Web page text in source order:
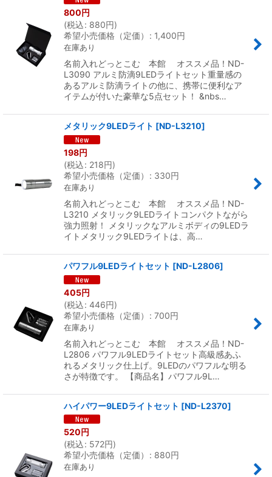
800円
(税込: 880円)
希望小売価格（定価）
: 1,400円
在庫あり
名前入れどっとこむ 本館 オススメ品！ND-
L3090 アルミ防滴9LEDライトセット重量感の
あるアルミ防滴ライトの他に、携帯に便利なア
イテムが付いた豪華な5点セット！ &nbs…
メタリック9LEDライト [ND-L3210]
198円
(税込: 218円)
希望小売価格（定価）
: 330円
在庫あり
名前入れどっとこむ 本館 オススメ品！ND-
L3210 メタリック9LEDライトコンパクトながら
強力照射！ メタリックなアルミボディの9LEDラ
イトメタリック9LEDライトは、高…
パワフル9LEDライトセット [ND-L2806]
405円
(税込: 446円)
希望小売価格（定価）
: 700円
在庫あり
名前入れどっとこむ 本館 オススメ品！ND-
L2806 パワフル9LEDライトセット高級感あふ
れるメタリック仕上げ。9LEDのパワフルな明る
さが特徴です。 【商品名】パワフル9L…
ハイパワー9LEDライトセット [ND-L2370]
520円
(税込: 572円)
希望小売価格（定価）
: 880円
在庫あり